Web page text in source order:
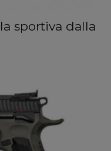
sportiva dalla